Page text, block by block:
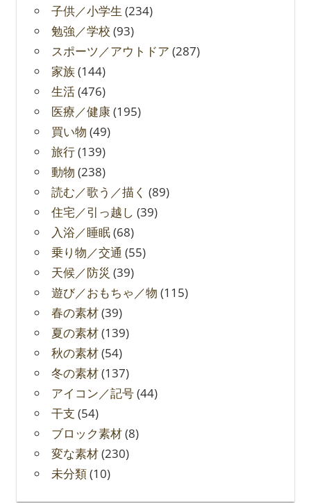
子供／小学生 (234)
勉強／学校 (93)
スポーツ／アウトドア (287)
家族(144)
生活(476)
医療／健康(195)
買い物 (49)
旅行(139)
動物 (238)
読む／歌う／描く (89)
住宅／引っ越し (39)
入浴／睡眠(68)
乗り物／交通 (55)
天候／防災 (39)
遊び／おもちゃ／物 (115)
春の素材(39)
夏の素材(139)
秋の素材(54)
冬の素材(137)
アイコン／記号(44)
干支 (54)
ブロック素材(8)
変な素材(230)
未分類(10)